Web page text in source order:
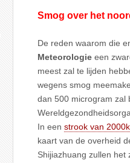
Smog over het
De reden waarom die
Meteorologie een
meest zal te lijden
wegens smog
dan 500 microgram zal
In een strook van
kaart van de overheid
Shijiazhuang zullen